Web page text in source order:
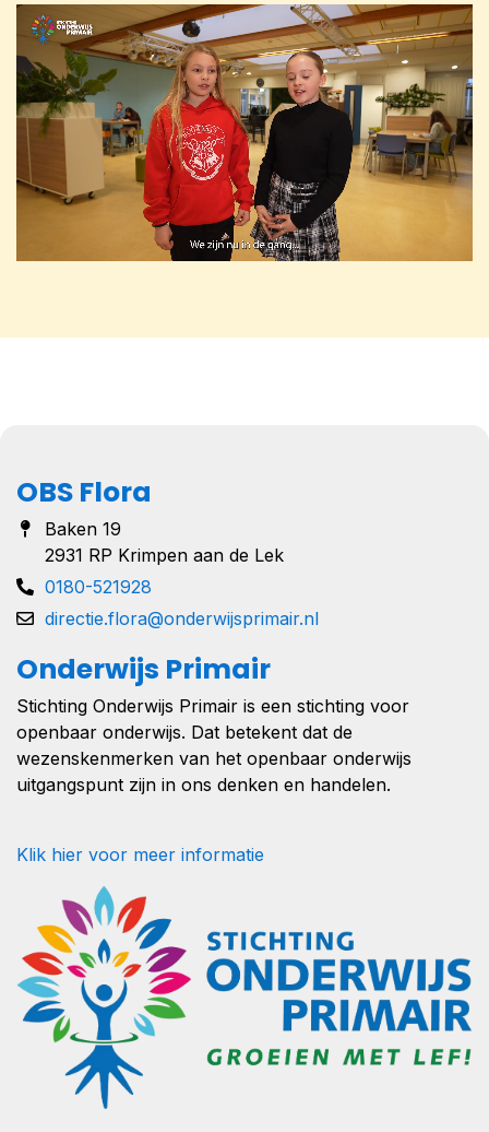
OBS Flora
Baken 19
2931 RP Krimpen aan de Lek
0180-521928
directie.flora@onderwijsprimair.nl
Onderwijs Primair
Stichting Onderwijs Primair is een stichting voor
openbaar onderwijs. Dat betekent dat de
wezenskenmerken van het openbaar onderwijs
uitgangspunt zijn in ons denken en handelen.
Klik hier voor meer informatie